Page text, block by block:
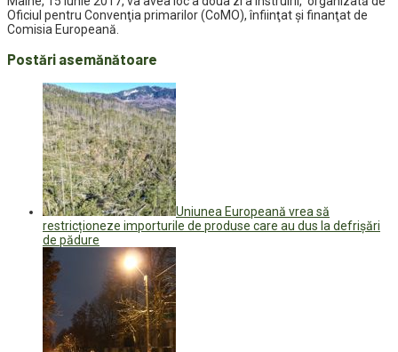
Oficiul pentru Convenţia primarilor (CoMO), înfiinţat şi finanţat de
Comisia Europeană.
Postări asemănătoare
Uniunea Europeană vrea să
restricționeze importurile de produse care au dus la defrișări
de pădure